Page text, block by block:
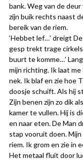
bank. Weg van de
zijn buik rechts naast
bereik van de riem.
‘Hebbet lef…’ dreigt
gesp trekt trage
buurt te komme…’
mijn richting. Ik laat me
nek. Ik blaf en zie hoe
doosje schuift. Als hij
Zijn benen zijn zo dik
kamer te vullen. Hij is
en naar eten. De Man
stap vooruit doen.
riem. Ik grom en zie in
Het metaal fluit door